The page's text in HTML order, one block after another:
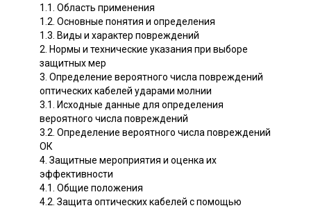
1.1. Область применения
1.2. Основные понятия и определения
1.3. Виды и характер повреждений
2. Нормы и технические указания при выборе
защитных мер
3. Определение вероятного числа повреждений
оптических кабелей ударами молнии
3.1. Исходные данные для определения
вероятного числа повреждений
3.2. Определение вероятного числа повреждений
ОК
4. Защитные мероприятия и оценка их
эффективности
4.1. Общие положения
4.2. Защита оптических кабелей с помощью